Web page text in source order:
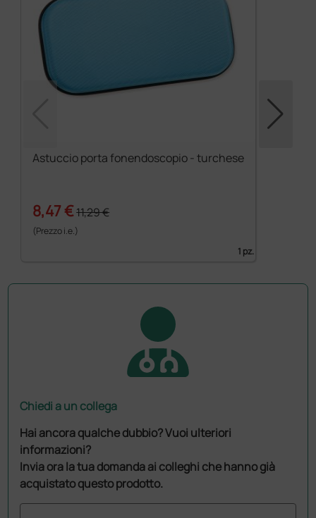
Astuccio porta fonendoscopio - turchese
8,47 €11,29 €
(Prezzo i.e.)
1 pz.
Chiedi a un collega
Hai ancora qualche dubbio? Vuoi ulteriori
informazioni?
Invia ora la tua domanda ai colleghi che hanno già
acquistato questo prodotto.